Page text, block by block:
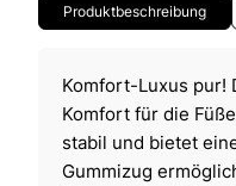
Produktbeschreibung
Komfort-Luxus pur!
Komfort für die
stabil und bietet
Gummizug